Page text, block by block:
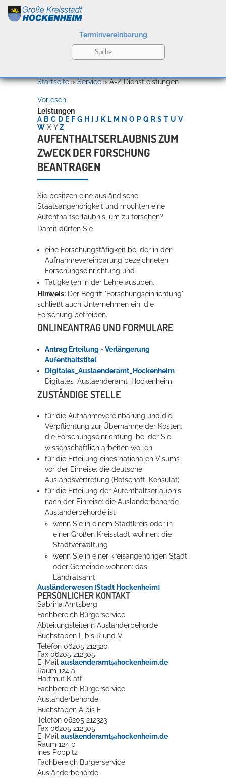
Kultur
Bildung
Wirtschaft
Service
Terminvereinbarung
Willkommen in Hockenheim
Konzerte, Tagungen und vieles mehr
Die Stadthalle Hockenheim bietet den perfekten Standort für Events
mehr dazu...
Erleben in Hockenheim
Spaß unter prickelnden Wasserfällen, das rauschende Meer im
Wellenbecken oder doch lieber die pure Entspannung auf der
Sprudelliege im Solebecken?
Startseite»Service»A-Z Dienstleistungen
Vorlesen
Leistungen
A B C D E F G H J K L M N O P Q R S T U V
W X Y Z
AUFENTHALTSERLAUBNIS ZUM
ZWECK DER FORSCHUNG
BEANTRAGEN
Sie besitzen eine ausländische
Staatsangehörigkeit und möchten eine
Aufenthaltserlaubnis, um zu forschen?
Damit dürfen Sie
eine Forschungstätigkeit bei der in der
Aufnahmevereinbarung bezeichneten
Forschungseinrichtung und
Tätigkeiten in der Lehre ausüben.
Hinweis: Der Begriff "Forschungseinrichtung"
schließt auch Unternehmen ein, die
Forschung betreiben.
ONLINEANTRAG UND FORMULARE
Antrag Erteilung - Verlängerung
Aufenthaltstitel
Digitales_Auslaenderamt_Hockenheim
Digitales_Auslaenderamt_Hockenheim
ZUSTÄNDIGE STELLE
für die Aufnahmevereinbarung und die
Verpflichtung zur Übernahme der Kosten:
die Forschungseinrichtung, bei der Sie
wissenschaftlich arbeiten wollen
für die Erteilung eines nationalen Visums
vor der Einreise: die deutsche
Auslandsvertretung (Botschaft, Konsulat)
für die Erteilung der Aufenthaltserlaubnis
nach der Einreise: die Ausländerbehörde
Ausländerbehörde ist
wenn Sie in einem Stadtkreis oder in
einer Großen Kreisstadt wohnen: die
Stadtverwaltung
wenn Sie in einer kreisangehörigen Stadt
oder Gemeinde wohnen: das
Landratsamt
Ausländerwesen [Stadt Hockenheim]
PERSÖNLICHER KONTAKT
Sabrina Amtsberg
Fachbereich Bürgerservice
Abteilungsleiterin Ausländerbehörde
Buchstaben L bis R und V
Telefon 06205 212320
Fax 06205 212305
E-Mail auslaenderamt@hockenheim.de
Raum 124 a
Hartmut Klatt
Fachbereich Bürgerservice
Ausländerbehörde
Buchstaben A bis F
Telefon 06205 212323
Fax 06205 212305
E-Mail auslaenderamt@hockenheim.de
Raum 124 b
Ines Poppitz
Fachbereich Bürgerservice
Ausländerbehörde